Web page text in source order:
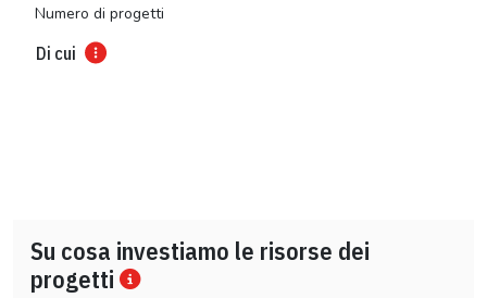
Numero di progetti
Di cui
Su cosa investiamo le risorse dei
progetti